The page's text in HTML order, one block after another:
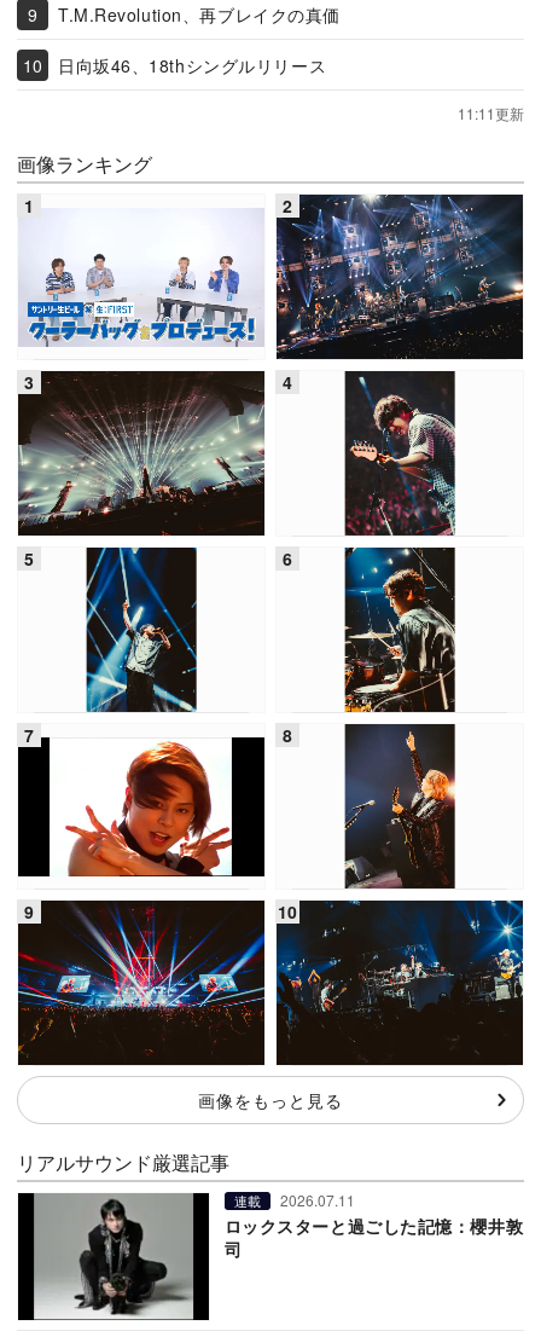
T.M.Revolution、再ブレイクの真価
日向坂46、18thシングルリリース
11:11更新
画像ランキング
画像をもっと見る
リアルサウンド厳選記事
連載 2026.07.11
ロックスターと過ごした記憶：櫻井敦
司